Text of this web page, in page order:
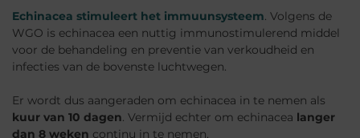
Echinacea stimuleert het immuunsysteem. Volgens de
WGO is echinacea een nuttig immunostimulerend middel
voor de behandeling en preventie van verkoudheid en
infecties van de bovenste luchtwegen.
Er wordt dus aangeraden om echinacea in te nemen als
kuur van 10 dagen. Vermijd echter om echinacea langer
dan 8 weken continu in te nemen.